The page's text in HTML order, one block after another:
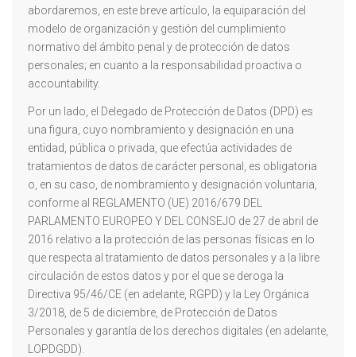
abordaremos, en este breve artículo, la equiparación del
modelo de organización y gestión del cumplimiento
normativo del ámbito penal y de protección de datos
personales; en cuanto a la responsabilidad proactiva o
accountability.
Por un lado, el Delegado de Protección de Datos (DPD) es
una figura, cuyo nombramiento y designación en una
entidad, pública o privada, que efectúa actividades de
tratamientos de datos de carácter personal, es obligatoria
o, en su caso, de nombramiento y designación voluntaria,
conforme al REGLAMENTO (UE) 2016/679 DEL
PARLAMENTO EUROPEO Y DEL CONSEJO de 27 de abril de
2016 relativo a la protección de las personas físicas en lo
que respecta al tratamiento de datos personales y a la libre
circulación de estos datos y por el que se deroga la
Directiva 95/46/CE (en adelante, RGPD) y la Ley Orgánica
3/2018, de 5 de diciembre, de Protección de Datos
Personales y garantía de los derechos digitales (en adelante,
LOPDGDD).